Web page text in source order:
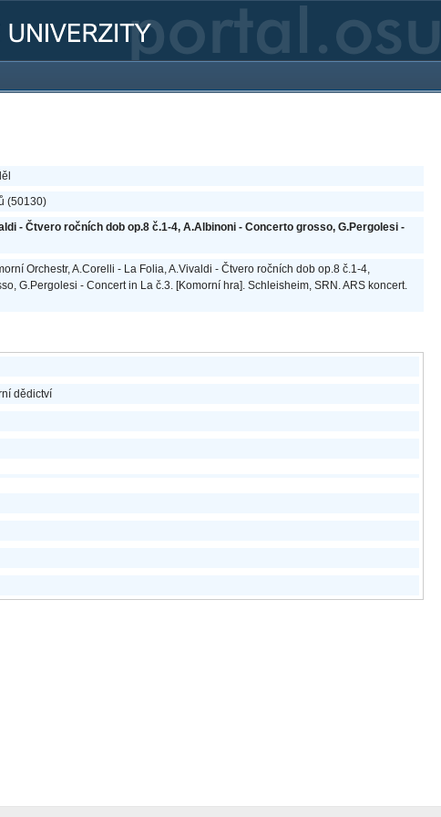
(50130)
- Čtvero ročních dob op.8 č.1-4, A.Albinoni - Concerto grosso, G.Pergolesi -
Orchestr, A.Corelli - La Folia, A.Vivaldi - Čtvero ročních dob op.8 č.1-4,
G.Pergolesi - Concert in La č.3. [Komorní hra]. Schleisheim, SRN. ARS koncert.
dědictví